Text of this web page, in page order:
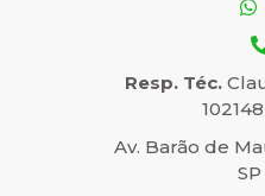
Resp. Téc.
Av. Barão de